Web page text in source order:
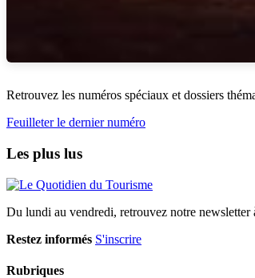
Retrouvez les numéros spéciaux et dossiers
Feuilleter le dernier numéro
Les plus lus
Du lundi au vendredi, retrouvez notre
Restez informés S'inscrire
Rubriques